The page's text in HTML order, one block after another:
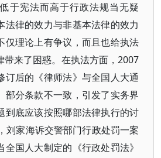
于宪法而高于行政法规当无疑
法律的效力与非基本法律的效力
仅理论上有争议，而且也给执法
带来了困惑。在执法方面，2007
订后的《律师法》与全国人大通
部分条款不一致，引发了实务界
到底应该按照哪部法律执行的讨
刘家海诉交警部门行政处罚一案
国人大制定的《行政处罚法》